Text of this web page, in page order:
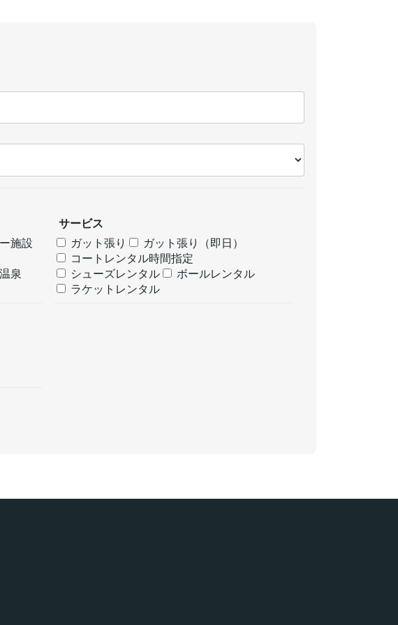
施設
温泉
サービス
ガット張り
ガット張り（即日）
コートレンタル時間指定
シューズレンタル
ボールレンタル
ラケットレンタル